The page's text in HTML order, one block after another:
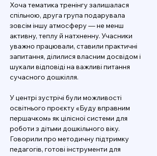
Хоча тематика тренінгу залишалася
спільною, друга група подарувала
зовсім іншу атмосферу — не менш
активну, теплу й натхненну. Учасники
уважно працювали, ставили практичні
запитання, ділилися власним досвідом і
шукали відповіді на важливі питання
сучасного дошкілля.
У центрі зустрічі були можливості
освітнього проєкту «Буду вправним
першачком» як цілісної системи для
роботи з дітьми дошкільного віку.
Говорили про методичну підтримку
педагогів, готові інструменти для